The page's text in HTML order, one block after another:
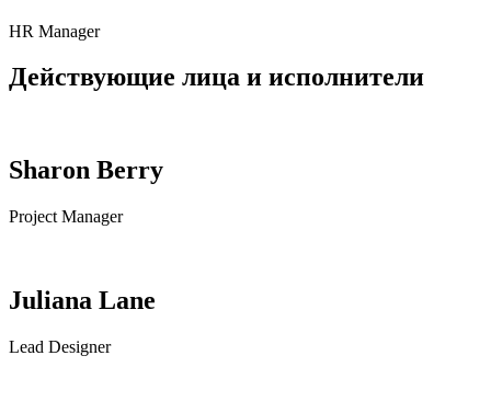
HR Manager
Действующие лица и исполнители
Sharon Berry
Project Manager
Juliana Lane
Lead Designer